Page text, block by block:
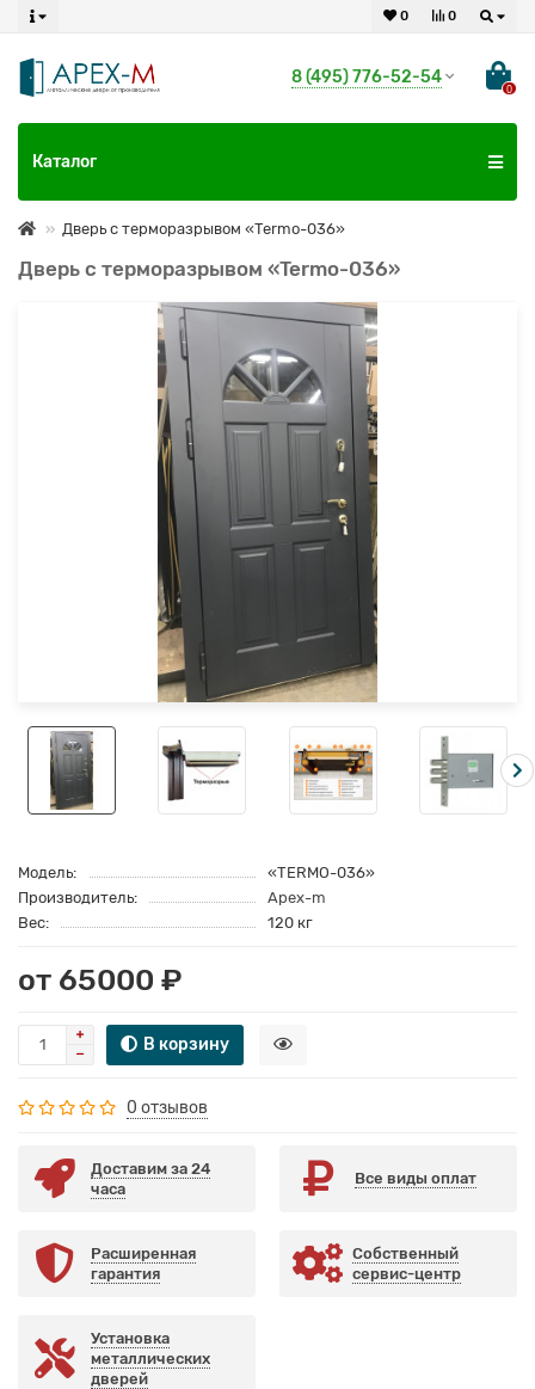
0
0
8 (495) 776-52-54
0
Каталог
Дверь с терморазрывом «Termo-036»
Дверь с терморазрывом «Termo-036»
Модель:
«TERMO-036»
Производитель:
Apex-m
Вес:
120 кг
от 65000 ₽
В корзину
0 отзывов
Доставим за 24
часа
Все виды оплат
Расширенная
гарантия
Собственный
сервис-центр
Установка
металлических
дверей